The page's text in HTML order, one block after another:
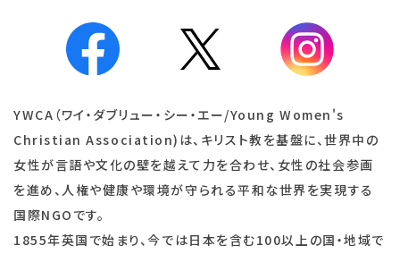
YWCA（ワイ・ダブリュー・シー・エー/Young Women's
Christian Association)は、キリスト教を基盤に、世界中の
女性が言語や文化の壁を越えて力を合わせ、女性の社会参画
を進め、人権や健康や環境が守られる平和な世界を実現する
国際NGOです。
1855年英国で始まり、今では日本を含む100以上の国・地域で